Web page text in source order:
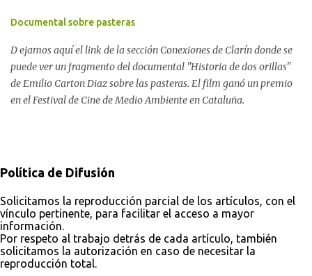
como naturaleza y no como recurso natural. Proyecto para ONGs:
algún tipo de contaminación y las organizaciones dedicadas a
Temen que en el año electoral, la gestión ambiental pierda una
gran oportunidad de cambio y sea usada en su contra. La RENACE
contra el acercamiento de Picolotti a Minería La semana pasada,
la Red Nacional de Acción Ecologista exigió la renuncia de Romina
Asambleas Ciudadanas, expl...
Documental sobre pasteras
D ejamos aquí el link de la sección Conexiones de Clarín donde se
puede ver un fragmento del documental "Historia de dos orillas"
de Emilio Carton Diaz sobre las pasteras. El film ganó un premio
en el Festival de Cine de Medio Ambiente en Cataluña.
Política de Difusión
Solicitamos la reproducción parcial de los artículos, con el
vínculo pertinente, para facilitar el acceso a mayor
información.
Por respeto al trabajo detrás de cada artículo, también
solicitamos la autorización en caso de necesitar la
reproducción total.